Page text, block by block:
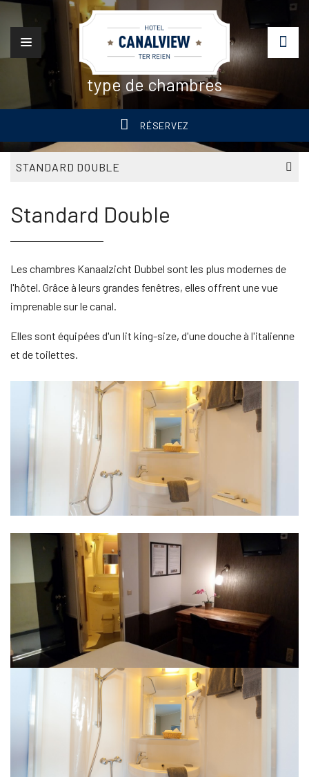
type de chambres
RÉSERVEZ
STANDARD DOUBLE
Standard Double
Les chambres Kanaalzicht Dubbel sont les plus modernes de
l'hôtel. Grâce à leurs grandes fenêtres, elles offrent une vue
imprenable sur le canal.
Elles sont équipées d'un lit king-size, d'une douche à l'italienne
et de toilettes.